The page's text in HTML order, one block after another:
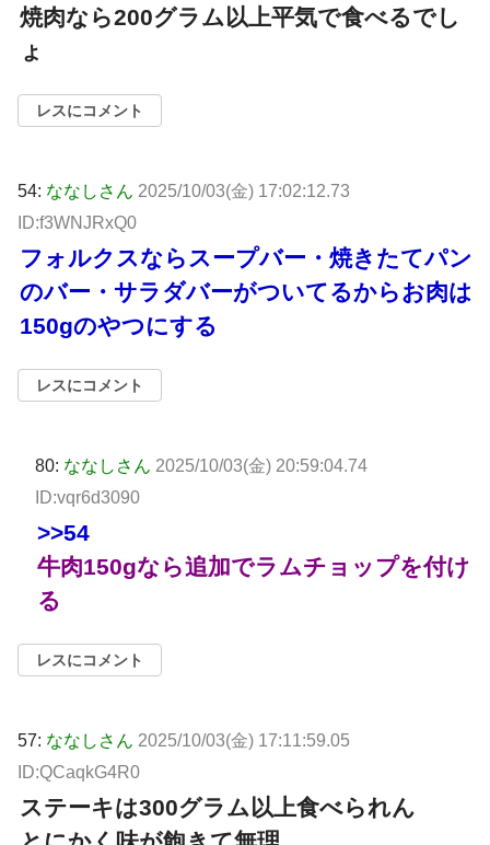
焼肉なら200グラム以上平気で食べるでし
ょ
レスにコメント
54: ななしさん 2025/10/03(金) 17:02:12.73
ID:f3WNJRxQ0
フォルクスならスープバー・焼きたてパン
のバー・サラダバーがついてるからお肉は
150gのやつにする
レスにコメント
80: ななしさん 2025/10/03(金) 20:59:04.74
ID:vqr6d3090
>>54
牛肉150gなら追加でラムチョップを付け
る
レスにコメント
57: ななしさん 2025/10/03(金) 17:11:59.05
ID:QCaqkG4R0
ステーキは300グラム以上食べられん